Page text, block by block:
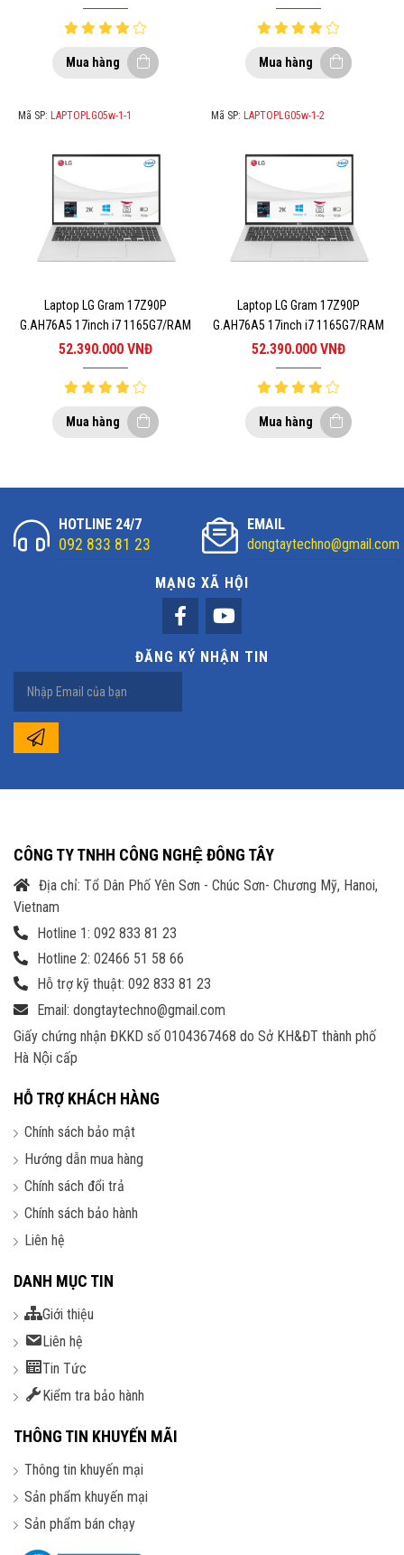
Mua hàng Mua hàng
Mã SP: LAPTOPLG05w-1-1
Laptop LG Gram 17Z90P
G.AH76A5 17inch i7 1165G7/RAM
16GB/SSD 512GB/WIN10/SILVER 2
52.390.000 VNĐ
Mua hàng
Mã SP: LAPTOPLG05w-1-2
Laptop LG Gram 17Z90P
G.AH76A5 17inch i7 1165G7/RAM
16GB/SSD 512GB/WIN10/SILVER 3
52.390.000 VNĐ
Mua hàng
HOTLINE 24/7
092 833 81 23
EMAIL
dongtaytechno@gmail.com
MẠNG XÃ HỘI
ĐĂNG KÝ NHẬN TIN
CÔNG TY TNHH CÔNG NGHỆ ĐÔNG TÂY
Địa chỉ: Tổ Dân Phố Yên Sơn - Chúc Sơn- Chương Mỹ, Hanoi,
Vietnam
Hotline 1: 092 833 81 23
Hotline 2: 02466 51 58 66
Hỗ trợ kỹ thuật: 092 833 81 23
Email: dongtaytechno@gmail.com
Giấy chứng nhận ĐKKD số 0104367468 do Sở KH&ĐT thành phố
Hà Nội cấp
HỖ TRỢ KHÁCH HÀNG
Chính sách bảo mật
Hướng dẫn mua hàng
Chính sách đổi trả
Chính sách bảo hành
Liên hệ
DANH MỤC TIN
Giới thiệu
Liên hệ
Tin Tức
Kiểm tra bảo hành
THÔNG TIN KHUYẾN MÃI
Thông tin khuyến mại
Sản phẩm khuyến mại
Sản phẩm bán chạy